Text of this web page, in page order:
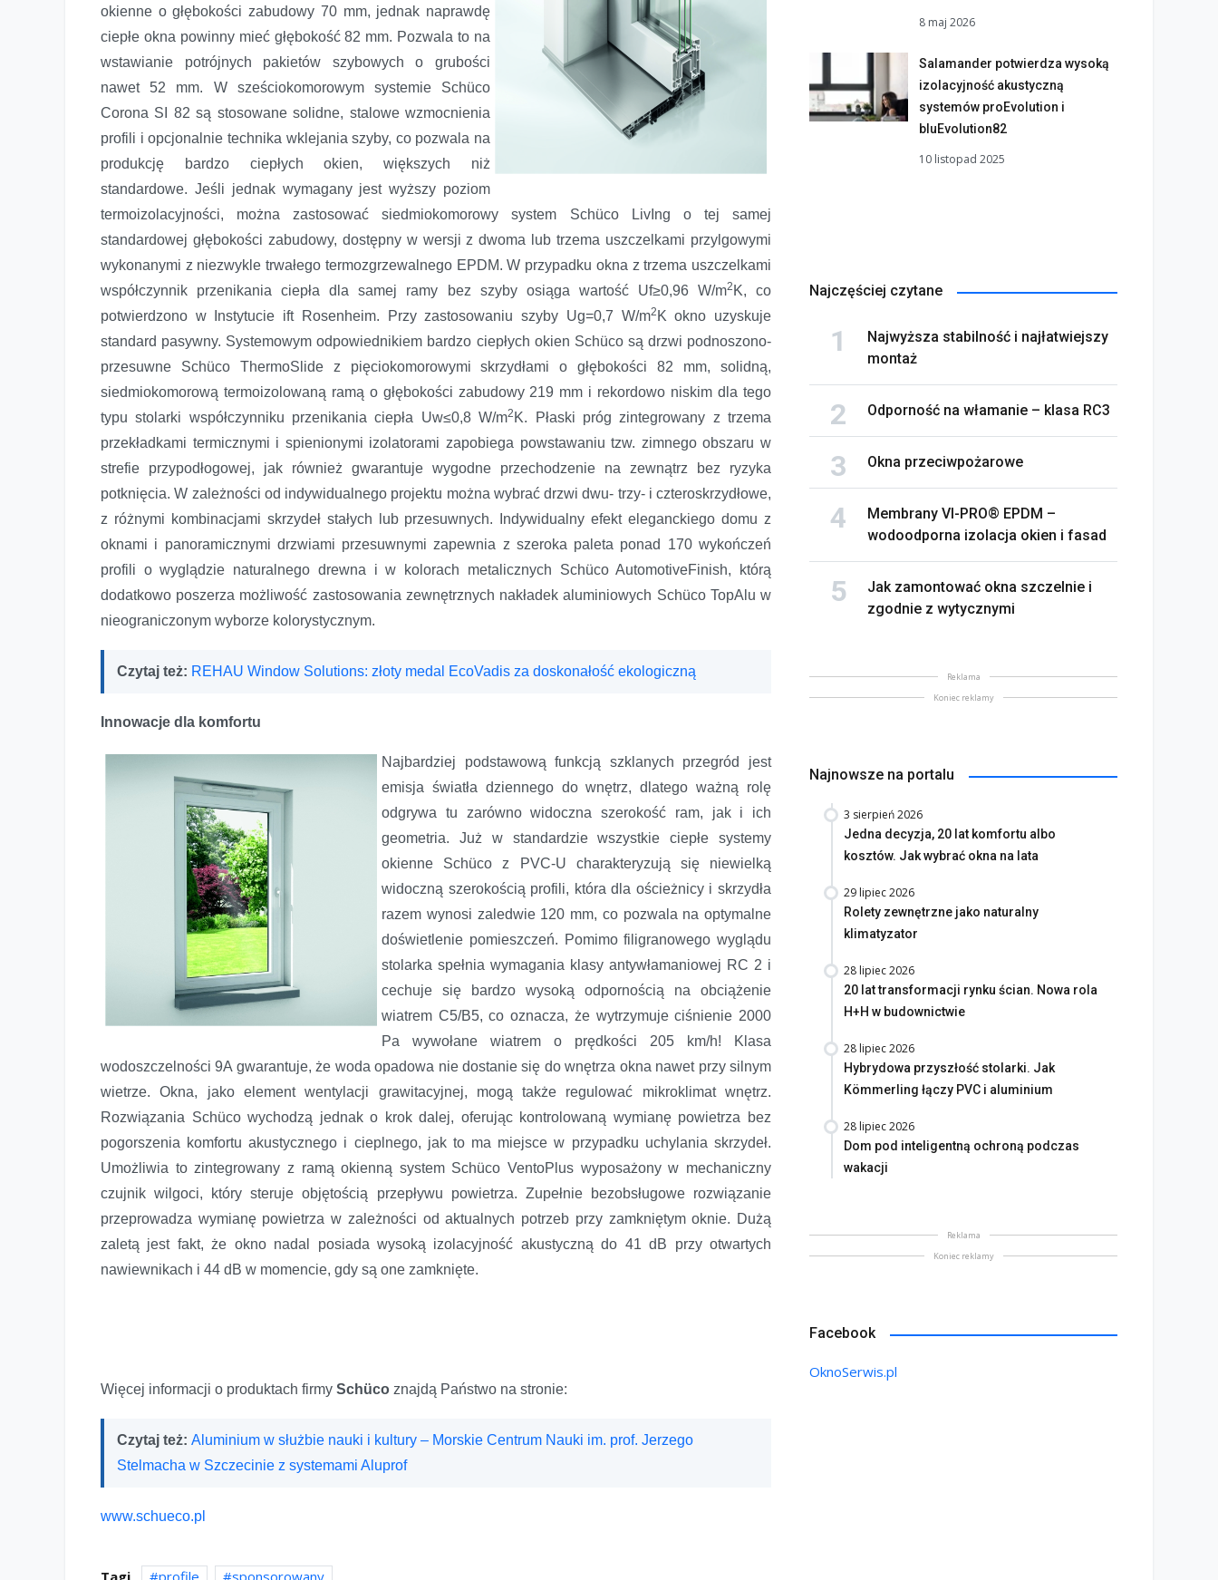
okienne o głębokości zabudowy 70 mm, jednak naprawdę
ciepłe okna powinny mieć głębokość 82 mm. Pozwala to na
wstawianie potrójnych pakietów szybowych o grubości
nawet 52 mm. W sześciokomorowym systemie Schüco
Corona SI 82 są stosowane solidne, stalowe wzmocnienia
profili i opcjonalnie technika wklejania szyby, co pozwala na
produkcję bardzo ciepłych okien, większych niż
standardowe. Jeśli jednak wymagany jest wyższy poziom
termoizolacyjności, można zastosować siedmiokomorowy system Schüco LivIng o tej samej
standardowej głębokości zabudowy, dostępny w wersji z dwoma lub trzema uszczelkami przylgowymi
wykonanymi z niezwykle trwałego termozgrzewalnego EPDM. W przypadku okna z trzema uszczelkami
współczynnik przenikania ciepła dla samej ramy bez szyby osiąga wartość Uf≥0,96 W/m2 K, co
potwierdzono w Instytucie ift Rosenheim. Przy zastosowaniu szyby Ug=0,7 W/m2 K okno uzyskuje
standard pasywny. Systemowym odpowiednikiem bardzo ciepłych okien Schüco są drzwi podnoszono-
przesuwne Schüco ThermoSlide z pięciokomorowymi skrzydłami o głębokości 82 mm, solidną,
siedmiokomorową termoizolowaną ramą o głębokości zabudowy 219 mm i rekordowo niskim dla tego
typu stolarki współczynniku przenikania ciepła Uw≤0,8 W/m2 K. Płaski próg zintegrowany z trzema
przekładkami termicznymi i spienionymi izolatorami zapobiega powstawaniu tzw. zimnego obszaru w
strefie przypodłogowej, jak również gwarantuje wygodne przechodzenie na zewnątrz bez ryzyka
potknięcia. W zależności od indywidualnego projektu można wybrać drzwi dwu- trzy- i czteroskrzydłowe,
z różnymi kombinacjami skrzydeł stałych lub przesuwnych. Indywidualny efekt eleganckiego domu z
oknami i panoramicznymi drzwiami przesuwnymi zapewnia z szeroka paleta ponad 170 wykończeń
profili o wyglądzie naturalnego drewna i w kolorach metalicznych Schüco AutomotiveFinish, którą
dodatkowo poszerza możliwość zastosowania zewnętrznych nakładek aluminiowych Schüco TopAlu w
nieograniczonym wyborze kolorystycznym.
Czytaj też: REHAU Window Solutions: złoty medal EcoVadis za doskonałość ekologiczną
Innowacje dla komfortu
Najbardziej podstawową funkcją szklanych przegród jest
emisja światła dziennego do wnętrz, dlatego ważną rolę
odgrywa tu zarówno widoczna szerokość ram, jak i ich
geometria. Już w standardzie wszystkie ciepłe systemy
okienne Schüco z PVC-U charakteryzują się niewielką
widoczną szerokością profili, która dla ościeżnicy i skrzydła
razem wynosi zaledwie 120 mm, co pozwala na optymalne
doświetlenie pomieszczeń. Pomimo filigranowego wyglądu
stolarka spełnia wymagania klasy antywłamaniowej RC 2 i
cechuje się bardzo wysoką odpornością na obciążenie
wiatrem C5/B5, co oznacza, że wytrzymuje ciśnienie 2000
Pa wywołane wiatrem o prędkości 205 km/h! Klasa
wodoszczelności 9A gwarantuje, że woda opadowa nie dostanie się do wnętrza okna nawet przy silnym
wietrze. Okna, jako element wentylacji grawitacyjnej, mogą także regulować mikroklimat wnętrz.
Rozwiązania Schüco wychodzą jednak o krok dalej, oferując kontrolowaną wymianę powietrza bez
pogorszenia komfortu akustycznego i cieplnego, jak to ma miejsce w przypadku uchylania skrzydeł.
Umożliwia to zintegrowany z ramą okienną system Schüco VentoPlus wyposażony w mechaniczny
czujnik wilgoci, który steruje objętością przepływu powietrza. Zupełnie bezobsługowe rozwiązanie
przeprowadza wymianę powietrza w zależności od aktualnych potrzeb przy zamkniętym oknie. Dużą
zaletą jest fakt, że okno nadal posiada wysoką izolacyjność akustyczną do 41 dB przy otwartych
nawiewnikach i 44 dB w momencie, gdy są one zamknięte.
Więcej informacji o produktach firmy Schüco znajdą Państwo na stronie:
Czytaj też: Aluminium w służbie nauki i kultury – Morskie Centrum Nauki im. prof. Jerzego
Stelmacha w Szczecinie z systemami Aluprof
www.schueco.pl
Tagi profile sponsorowany
8 maj 2026
Salamander potwierdza wysoką
izolacyjność akustyczną
systemów proEvolution i
bluEvolution82
10 listopad 2025
Najczęściej czytane
Najwyższa stabilność i najłatwiejszy
montaż
Odporność na włamanie – klasa RC3
Okna przeciwpożarowe
Membrany VI-PRO® EPDM –
wodoodporna izolacja okien i fasad
Jak zamontować okna szczelnie i
zgodnie z wytycznymi
Reklama
Koniec reklamy
Najnowsze na portalu
3 sierpień 2026
Jedna decyzja, 20 lat komfortu albo
kosztów. Jak wybrać okna na lata
29 lipiec 2026
Rolety zewnętrzne jako naturalny
klimatyzator
28 lipiec 2026
20 lat transformacji rynku ścian. Nowa rola
H+H w budownictwie
28 lipiec 2026
Hybrydowa przyszłość stolarki. Jak
Kömmerling łączy PVC i aluminium
28 lipiec 2026
Dom pod inteligentną ochroną podczas
wakacji
Reklama
Koniec reklamy
Facebook
OknoSerwis.pl